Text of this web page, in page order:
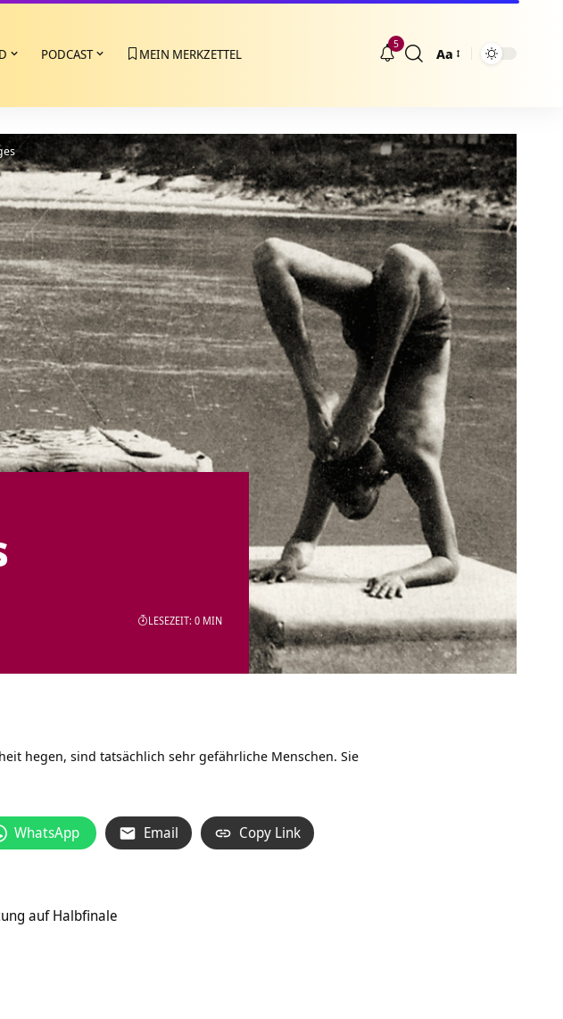
PODCAST MEIN MERKZETTEL
5
Größenänderung
Aa
LESEZEIT: 0 MIN
hegen, sind tatsächlich sehr gefährliche Menschen. Sie
WhatsApp Email Copy Link
auf Halbfinale